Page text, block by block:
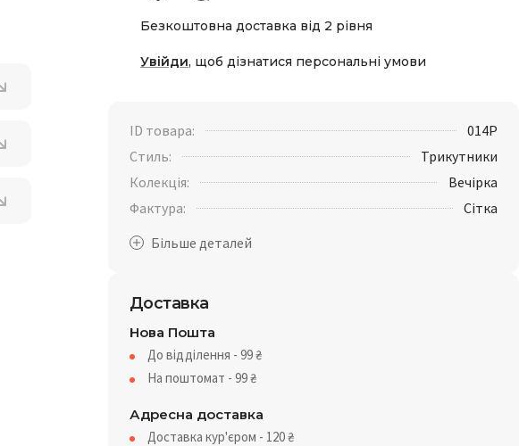
Безкоштовна доставка від 2 рівня
Увійди, щоб дізнатися персональні умови
ID товара:
014P
Стиль:
Трикутники
Колекція:
Вечірка
Фактура:
Сітка
Доставка
Нова Пошта
До відділення - 99₴
На поштомат - 99₴
Адресна доставка
Доставка кур'єром - 120₴